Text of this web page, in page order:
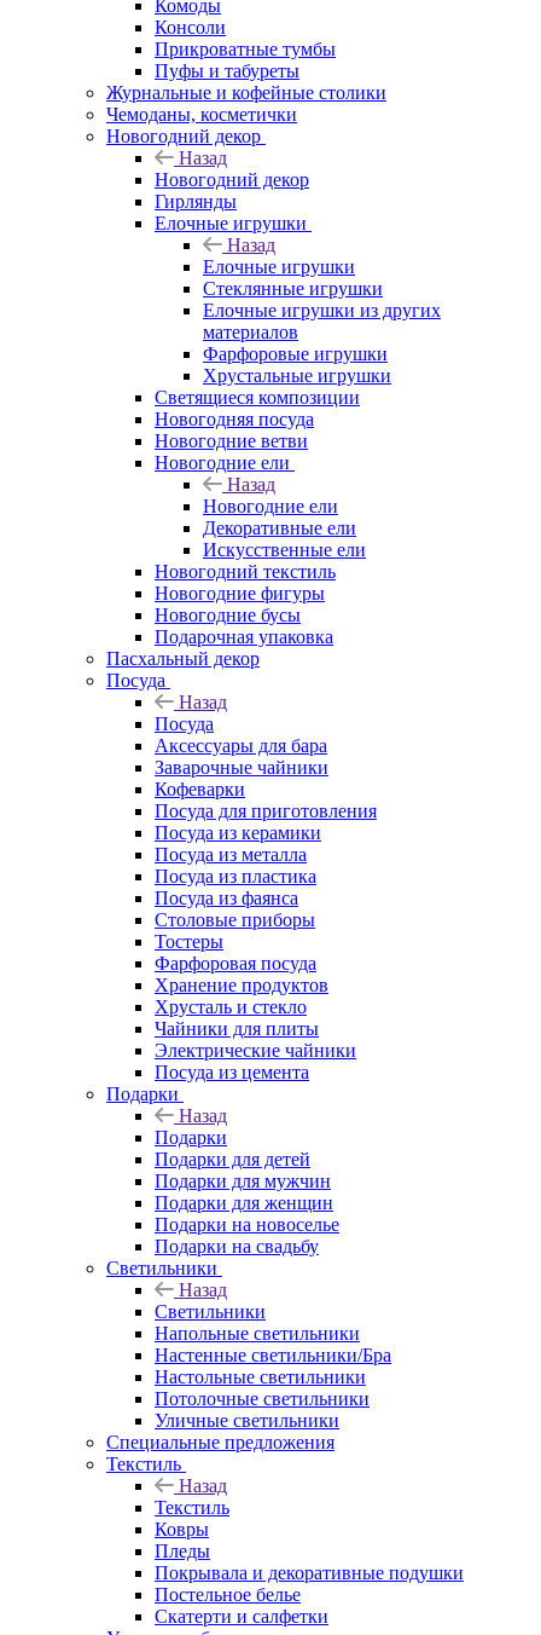
Комоды
Консоли
Прикроватные тумбы
Пуфы и табуреты
Журнальные и кофейные столики
Чемоданы, косметички
Новогодний декор
Назад
Новогодний декор
Гирлянды
Елочные игрушки
Назад
Елочные игрушки
Стеклянные игрушки
Елочные игрушки из других
материалов
Фарфоровые игрушки
Хрустальные игрушки
Светящиеся композиции
Новогодняя посуда
Новогодние ветви
Новогодние ели
Назад
Новогодние ели
Декоративные ели
Искусственные ели
Новогодний текстиль
Новогодние фигуры
Новогодние бусы
Подарочная упаковка
Пасхальный декор
Посуда
Назад
Посуда
Аксессуары для бара
Заварочные чайники
Кофеварки
Посуда для приготовления
Посуда из керамики
Посуда из металла
Посуда из пластика
Посуда из фаянса
Столовые приборы
Тостеры
Фарфоровая посуда
Хранение продуктов
Хрусталь и стекло
Чайники для плиты
Электрические чайники
Посуда из цемента
Подарки
Назад
Подарки
Подарки для детей
Подарки для мужчин
Подарки для женщин
Подарки на новоселье
Подарки на свадьбу
Светильники
Назад
Светильники
Напольные светильники
Настенные светильники/Бра
Настольные светильники
Потолочные светильники
Уличные светильники
Специальные предложения
Текстиль
Назад
Текстиль
Ковры
Пледы
Покрывала и декоративные подушки
Постельное белье
Скатерти и салфетки